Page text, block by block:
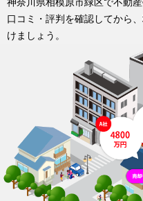
口コミ・評判を確認してから
けましょう。